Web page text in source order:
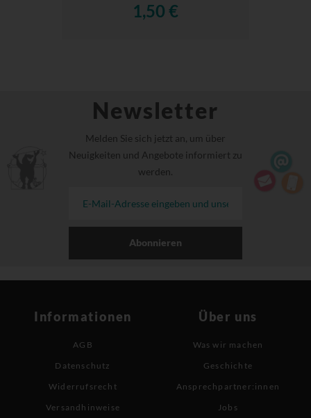
1,50 €
Newsletter
Melden Sie sich jetzt an, um über
Neuigkeiten und Angebote informiert zu
werden.
Abonnieren
Informationen
AGB
Datenschutz
Widerrufsrecht
Versandhinweise
Über uns
Was wir machen
Geschichte
Ansprechpartner:innen
Jobs